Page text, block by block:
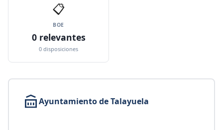
📋
BOE
0 relevantes
0 disposiciones
Ayuntamiento de Talayuela